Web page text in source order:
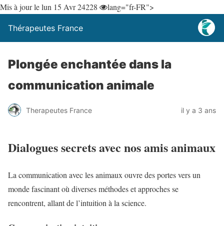
Mis à jour le lun 15 Avr 24228 lang="fr-FR">
Thérapeutes France
Plongée enchantée dans la
communication animale
Therapeutes France il y a 3 ans
Dialogues secrets avec nos amis animaux
La communication avec les animaux ouvre des portes vers un
monde fascinant où diverses méthodes et approches se
rencontrent, allant de l’intuition à la science.